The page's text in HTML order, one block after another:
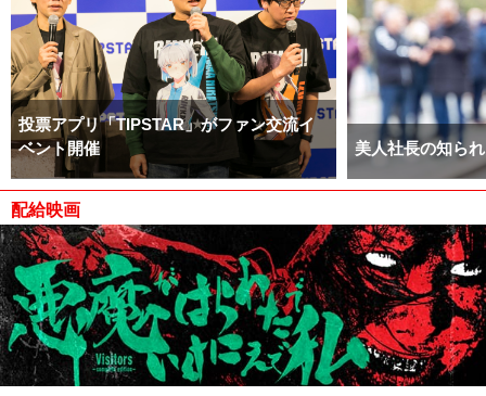
投票アプリ「TIPSTAR」がファン交流イ
ベント開催
美人社長の知ら
配給映画